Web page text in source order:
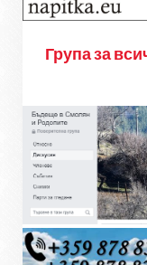
Група за